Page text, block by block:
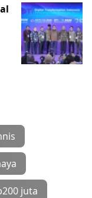
juta